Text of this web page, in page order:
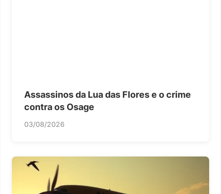
Assassinos da Lua das Flores e o crime
contra os Osage
03/08/2026